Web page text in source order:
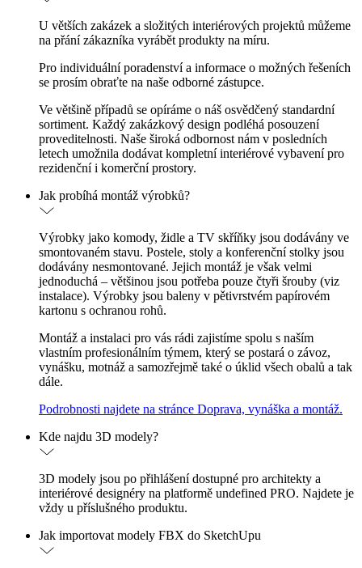
U větších zakázek a složitých interiérových projektů můžeme
na přání zákazníka vyrábět produkty na míru.
Pro individuální poradenství a informace o možných řešeních
se prosím obraťte na naše odborné zástupce.
Ve většině případů se opíráme o náš osvědčený standardní
sortiment. Každý zakázkový design podléhá posouzení
proveditelnosti. Naše široká odbornost nám v posledních
letech umožnila dodávat kompletní interiérové vybavení pro
rezidenční i komerční prostory.
Jak probíhá montáž výrobků?
Výrobky jako komody, židle a TV skříňky jsou dodávány ve
smontovaném stavu. Postele, stoly a konferenční stolky jsou
dodávány nesmontované. Jejich montáž je však velmi
jednoduchá – většinou jsou potřeba pouze čtyři šrouby (viz
instalace). Výrobky jsou baleny v pětivrstvém papírovém
kartonu s ochranou rohů.
Montáž a instalaci pro vás rádi zajistíme spolu s naším
vlastním profesionálním týmem, který se postará o závoz,
vynášku, motnáž a samozřejmě také o úklid všech obalů a tak
dále.
Podrobnosti najdete na stránce Doprava, vynáška a montáž.
Kde najdu 3D modely?
3D modely jsou po přihlášení dostupné pro architekty a
interiérové designéry na platformě undefined PRO. Najdete je
vždy u příslušného produktu.
Jak importovat modely FBX do SketchUpu